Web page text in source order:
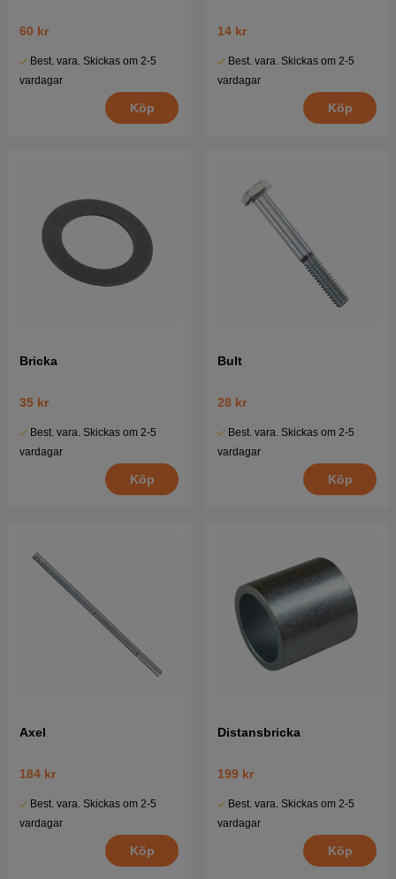
60 kr
Best. vara. Skickas om 2-5
vardagar
Köp
14 kr
Best. vara. Skickas om 2-5
vardagar
Köp
Bricka
35 kr
Best. vara. Skickas om 2-5
vardagar
Köp
Bult
28 kr
Best. vara. Skickas om 2-5
vardagar
Köp
Axel
184 kr
Best. vara. Skickas om 2-5
vardagar
Köp
Distansbricka
199 kr
Best. vara. Skickas om 2-5
vardagar
Köp